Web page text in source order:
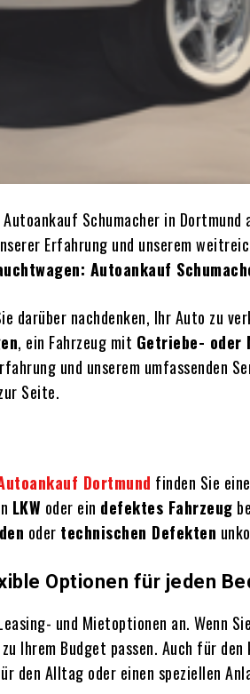
Schumacher in
Erfahrung und unserem
Autoankauf
darüber nachdenken, Ihr Auto zu
, ein Fahrzeug mit Getriebe- oder
und unserem umfassenden
Seite.
Dortmund finden Sie
LKW oder ein defektes Fahrzeug
oder technischen Defekten
Optionen für jeden
und Mietoptionen an. Wenn
Ihrem Budget passen. Auch für
den Alltag oder einen speziellen